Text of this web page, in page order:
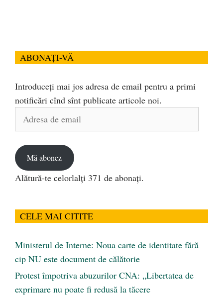
ABONAȚI-VĂ
Introduceți mai jos adresa de email pentru a primi
notificări cînd sînt publicate articole noi.
Adresa
Mă abonez
Alătură-te celorlalți 371 de abonați.
CELE MAI CITITE
Ministerul de Interne: Noua carte de identitate fără
cip NU este document de călătorie
Protest împotriva abuzurilor CNA: „Libertatea de
exprimare nu poate fi redusă la tăcere